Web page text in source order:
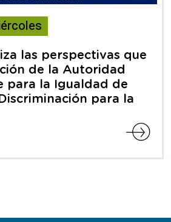
las perspectivas que
de la Autoridad
para la Igualdad de
para la